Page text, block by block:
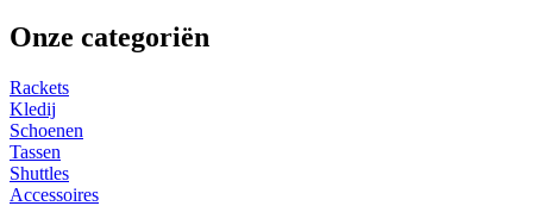
Onze categoriën
Rackets
Kledij
Schoenen
Tassen
Shuttles
Accessoires